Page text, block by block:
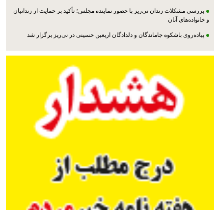
بررسی مشکلات زندان نی‌ریز با حضور نماینده مجلس؛ تأکید بر حمایت از زندانیان
و خانواده‌های آنان
پیاده‌روی باشکوه جاماندگان و دلدادگان اربعین حسینی در نی‌ریز برگزار شد